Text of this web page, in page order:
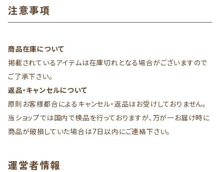
注意事項
商品在庫について
掲載されているアイテムは在庫切れとなる場合がございますので
ご了承下さい。
返品・キャンセルについて
原則お客様都合によるキャンセル・返品はお受けしておりません。
当ショップでは国内で検品を行っておりますが、万が一お届け時に
商品が破損していた場合は7日以内にご連絡下さい。
運営者情報